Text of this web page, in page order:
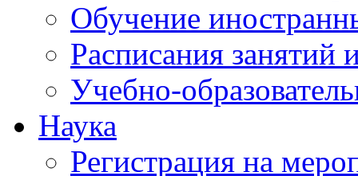
Обучение
Расписания занятий
Учебно-
Наука
Регистрация на